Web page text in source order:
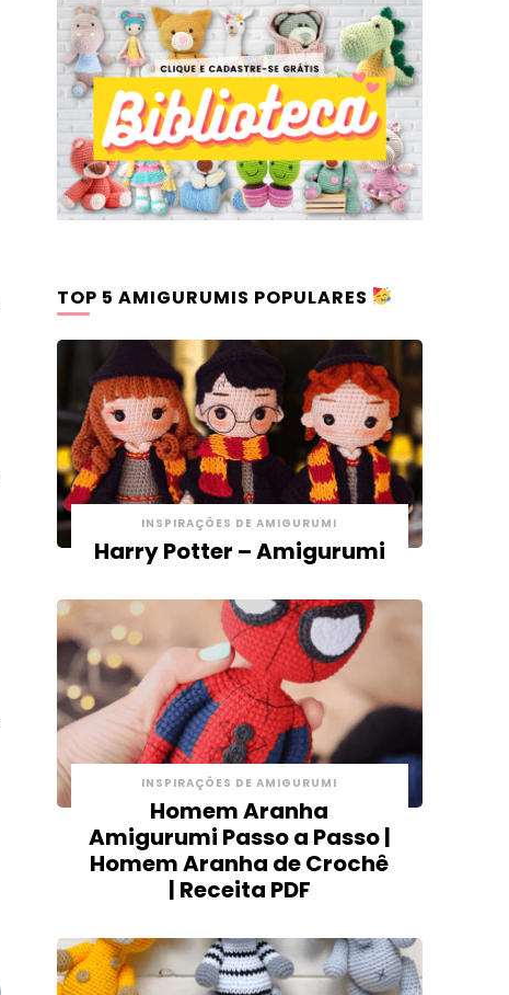
TOP 5 AMIGURUMIS POPULARES
INSPIRAÇÕES DE AMIGURUMI
Harry Potter – Amigurumi
INSPIRAÇÕES DE AMIGURUMI
Homem Aranha
Amigurumi Passo a Passo |
Homem Aranha de Crochê
| Receita PDF